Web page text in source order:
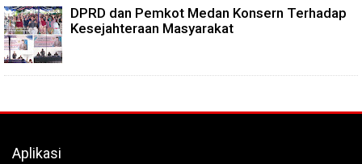
DPRD dan Pemkot Medan Konsern Terhadap
Kesejahteraan Masyarakat
Aplikasi